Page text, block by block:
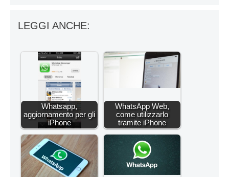
LEGGI ANCHE:
Whatsapp,
aggiornamento per gli
iPhone
WhatsApp Web,
come utilizzarlo
tramite iPhone